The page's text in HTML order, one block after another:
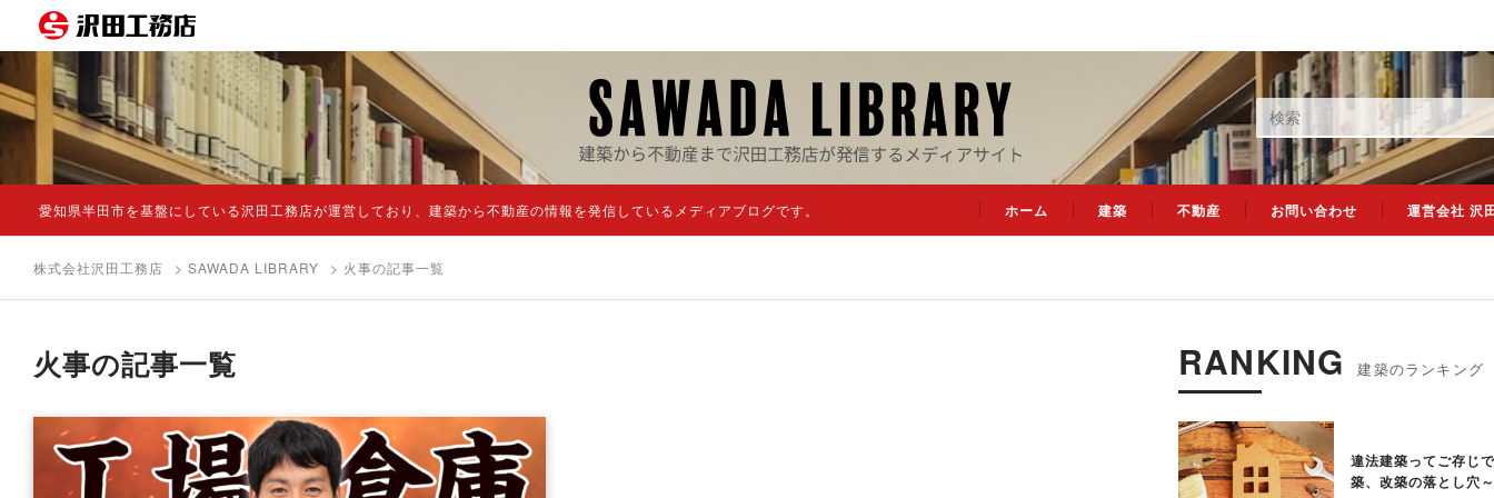
愛知県半田市を基盤にしている沢田工務店が運営しており、建築から不動産の情報を発信しているメディアブログです。 ホーム 建築 不動産 お問い合わせ 運営会社 沢
株式会社沢田工務店 > SAWADA LIBRARY > 火事の記事一覧
火事の記事一覧 RANKING
違法建築ってご存じ
築、改築の落とし穴～